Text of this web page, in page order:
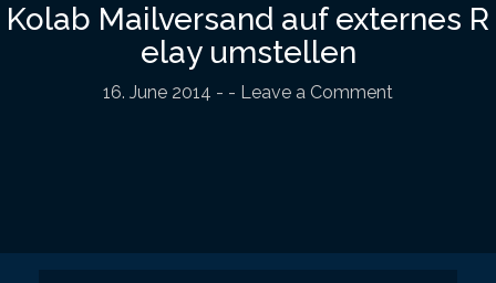
Kolab Mailversand auf externes R
elay umstellen
16. June 2014 - - Leave a Comment